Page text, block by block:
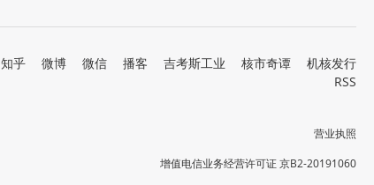
知乎 微博 微信 播客 吉考斯工业 核市奇谭
机核发行
RSS
营业执照
增值电信业务经营许可证 京B2-20191060